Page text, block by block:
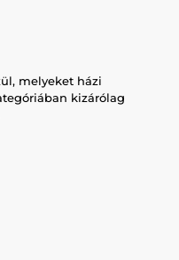
melyeket házi
kizárólag